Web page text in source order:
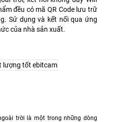
đều có mã QR Code lưu trữ
Sử dụng và kết nối qua ứng
của nhà sản xuất.
trời là một trong những dòng